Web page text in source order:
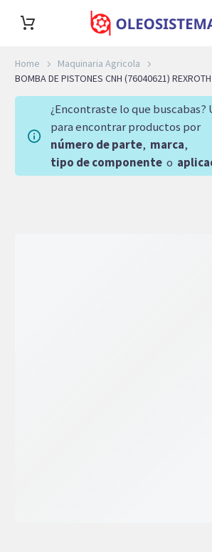
Home
Maquinaria Agricola
BOMBA DE PISTONES CNH (76040621)
¿Encontraste lo que buscabas?
para encontrar productos por
número de parte, marca,
tipo de componente o